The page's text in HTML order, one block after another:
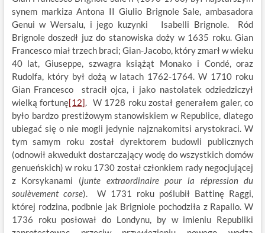
synem markiza Antona II Giulio Brignole Sale, ambasadora
Genui w Wersalu, i jego kuzynki Isabelli Brignole. Ród
Brignole doszedł juz do stanowiska doży w 1635 roku. Gian
Francesco miał trzech braci; Gian-Jacobo, który zmarł w wieku
40 lat, Giuseppe, szwagra książąt Monako i Condé, oraz
Rudolfa, który był dożą w latach 1762-1764. W 1710 roku
Gian Francesco stracił ojca, i jako nastolatek odziedziczył
wielką fortunę[12]. W 1728 roku został generałem galer, co
było bardzo prestiżowym stanowiskiem w Republice, dlatego
ubiegać się o nie mogli jedynie najznakomitsi arystokraci. W
tym samym roku został dyrektorem budowli publicznych
(odnowił akwedukt dostarczający wodę do wszystkich domów
genueńskich) w roku 1730 został członkiem rady negocjującej
z Korsykanami (junte extraordinaire pour la répression du
soulèvement corse). W 1731 roku poślubił Battinę Raggi,
której rodzina, podbnie jak Brigniole pochodziła z Rapallo. W
1736 roku posłował do Londynu, by w imieniu Republiki